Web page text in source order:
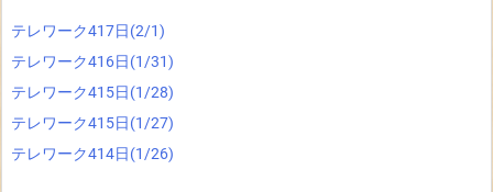
テレワーク417日(2/1)
テレワーク416日(1/31)
テレワーク415日(1/28)
テレワーク415日(1/27)
テレワーク414日(1/26)